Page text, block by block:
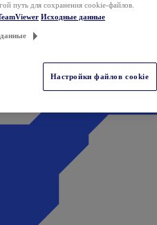
путь для сохранения cookie-файлов.
Исходные данные
Настройки файлов cookie